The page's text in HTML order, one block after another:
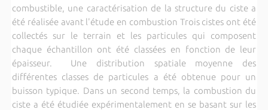
combustible, une caractérisation de la structure du ciste a
été réalisée avant l'étude en combustion Trois cistes ont été
collectés sur le terrain et les particules qui composent
chaque échantillon ont été classées en fonction de leur
épaisseur. Une distribution spatiale moyenne des
différentes classes de particules a été obtenue pour un
buisson typique. Dans un second temps, la combustion du
ciste a été étudiée expérimentalement en se basant sur les